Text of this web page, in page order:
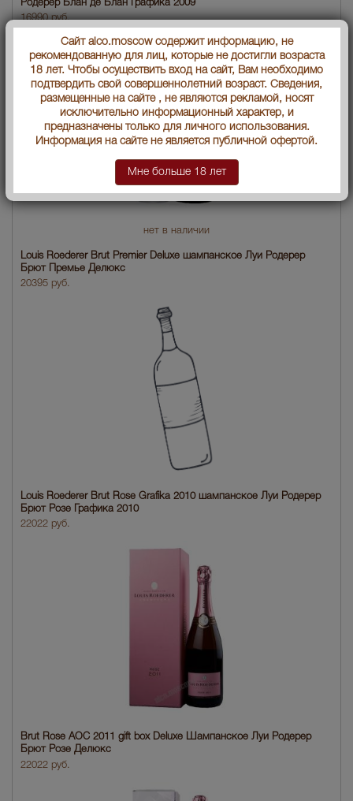
Родерер Блан де Блан Графика 2009
16990 руб.
нет в наличии
Louis Roederer Brut Premier Deluxe шампанское Луи Родерер
Брют Премье Делюкс
20395 руб.
Louis Roederer Brut Rose Grafika 2010 шампанское Луи Родерер
Брют Розе Графика 2010
22022 руб.
Brut Rose AOC 2011 gift box Deluxe Шампанское Луи Родерер
Брют Розе Делюкс
22022 руб.
Сайт alco.moscow содержит информацию, не
рекомендованную для лиц, которые не достигли возраста
18 лет. Чтобы осуществить вход на сайт, Вам необходимо
подтвердить свой совершеннолетний возраст. Сведения,
размещенные на сайте , не являются рекламой, носят
исключительно информационный характер, и
предназначены только для личного использования.
Информация на сайте не является публичной офертой.
Мне больше 18 лет